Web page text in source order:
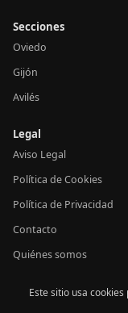
Secciones
Oviedo
Gijón
Avilés
Legal
Aviso Legal
Política de Cookies
Política de Privacidad
Contacto
Quiénes somos
Este sitio usa